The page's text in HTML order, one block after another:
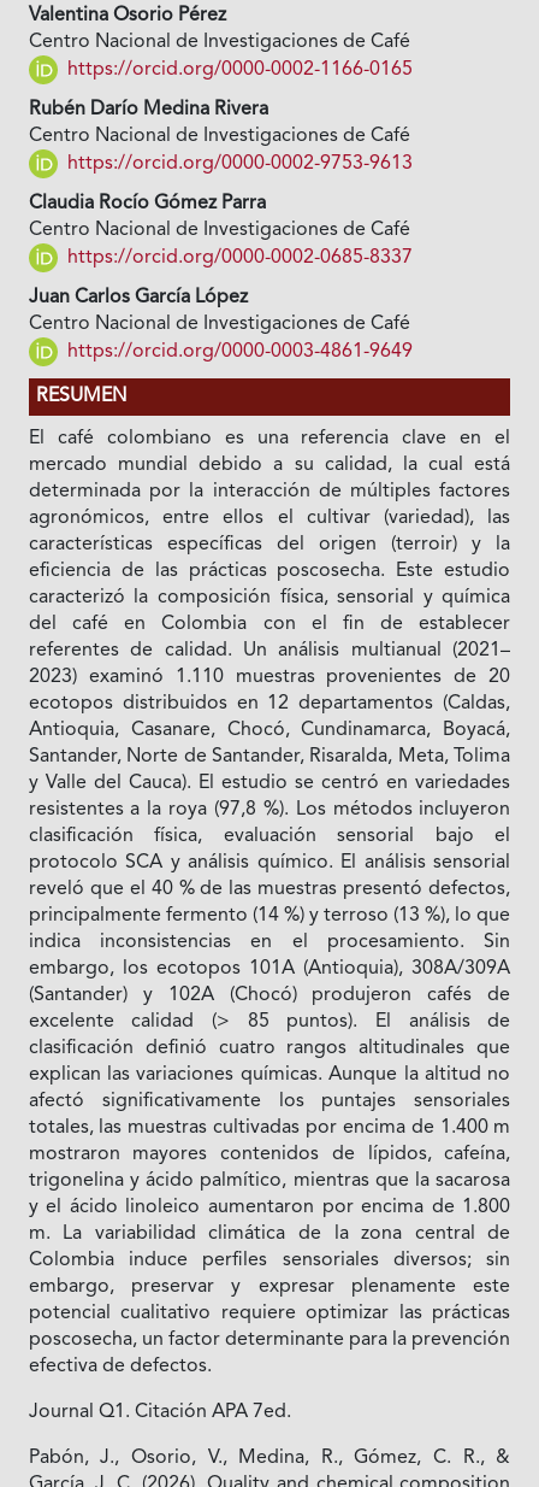
Valentina Osorio Pérez
Centro Nacional de Investigaciones de Café
https://orcid.org/0000-0002-1166-0165
Rubén Darío Medina Rivera
Centro Nacional de Investigaciones de Café
https://orcid.org/0000-0002-9753-9613
Claudia Rocío Gómez Parra
Centro Nacional de Investigaciones de Café
https://orcid.org/0000-0002-0685-8337
Juan Carlos García López
Centro Nacional de Investigaciones de Café
https://orcid.org/0000-0003-4861-9649
RESUMEN
El café colombiano es una referencia clave en el
mercado mundial debido a su calidad, la cual está
determinada por la interacción de múltiples factores
agronómicos, entre ellos el cultivar (variedad), las
características específicas del origen (terroir) y la
eficiencia de las prácticas poscosecha. Este estudio
caracterizó la composición física, sensorial y química
del café en Colombia con el fin de establecer
referentes de calidad. Un análisis multianual (2021–
2023) examinó 1.110 muestras provenientes de 20
ecotopos distribuidos en 12 departamentos (Caldas,
Antioquia, Casanare, Chocó, Cundinamarca, Boyacá,
Santander, Norte de Santander, Risaralda, Meta, Tolima
y Valle del Cauca). El estudio se centró en variedades
resistentes a la roya (97,8 %). Los métodos incluyeron
clasificación física, evaluación sensorial bajo el
protocolo SCA y análisis químico. El análisis sensorial
reveló que el 40 % de las muestras presentó defectos,
principalmente fermento (14 %) y terroso (13 %), lo que
indica inconsistencias en el procesamiento. Sin
embargo, los ecotopos 101A (Antioquia), 308A/309A
(Santander) y 102A (Chocó) produjeron cafés de
excelente calidad (> 85 puntos). El análisis de
clasificación definió cuatro rangos altitudinales que
explican las variaciones químicas. Aunque la altitud no
afectó significativamente los puntajes sensoriales
totales, las muestras cultivadas por encima de 1.400 m
mostraron mayores contenidos de lípidos, cafeína,
trigonelina y ácido palmítico, mientras que la sacarosa
y el ácido linoleico aumentaron por encima de 1.800
m. La variabilidad climática de la zona central de
Colombia induce perfiles sensoriales diversos; sin
embargo, preservar y expresar plenamente este
potencial cualitativo requiere optimizar las prácticas
poscosecha, un factor determinante para la prevención
efectiva de defectos.
Journal Q1. Citación APA 7ed.
Pabón, J., Osorio, V., Medina, R., Gómez, C. R., &